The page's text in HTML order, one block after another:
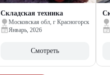
Складская техника
Московская обл, г Красногорск
Январь, 2026
Смотреть